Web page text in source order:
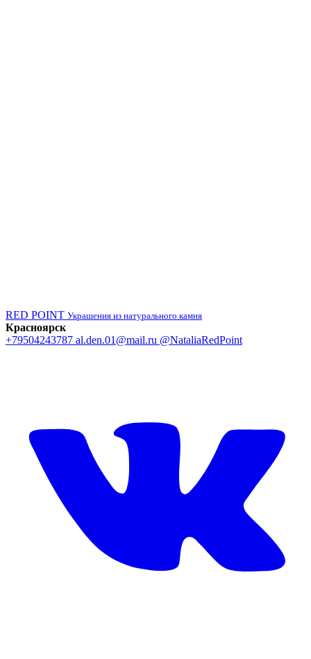
RED POINT Украшения из натурального камня
Красноярск
+79504243787 al.den.01@mail.ru @NataliaRedPoint